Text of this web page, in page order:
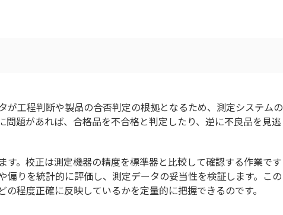
が工程判断や製品の合否判定の根拠となるため、測定システムの
問題があれば、合格品を不合格と判定したり、逆に不良品を見逃
す。校正は測定機器の精度を標準器と比較して確認する作業です
偏りを統計的に評価し、測定データの妥当性を検証します。この
程度正確に反映しているかを定量的に把握できるのです。